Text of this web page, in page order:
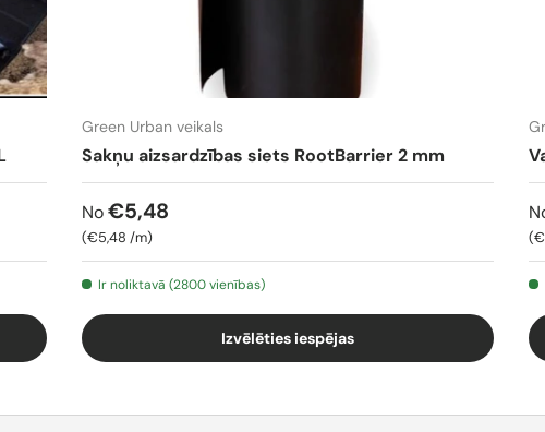
Green Urban veikals
Sakņu aizsardzības siets RootBarrier 2 mm
No €5,48
Cena par vienību
€5,48 /m
Ir noliktavā (2800 vienības)
Izvēlēties iespējas